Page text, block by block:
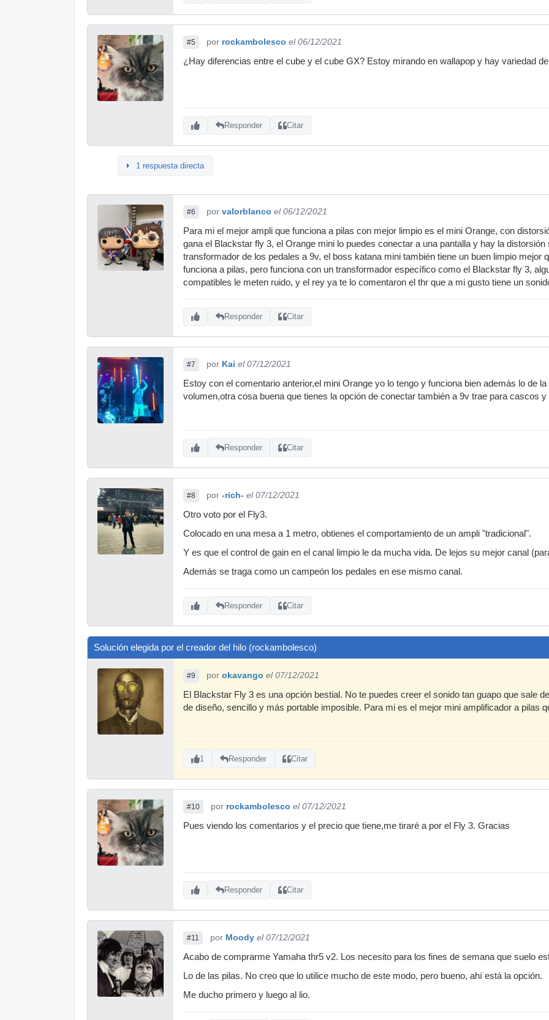
#5 por rockambolesco el 06/12/2021
¿Hay diferencias entre el cube y el cube GX? Estoy mirando en wallapop y hay variedad
Responder Citar
1 respuesta directa
#6 por valorblanco el 06/12/2021
Para mi el mejor ampli que funciona a pilas con mejor limpio es el mini Orange, con
gana el Blackstar fly 3, el Orange mini lo puedes conectar a una pantalla y hay la
transformador de los pedales a 9v, el boss katana mini también tiene un buen limpio mejor
funciona a pilas, pero funciona con un transformador específico como el Blackstar fly 3,
compatibles le meten ruido, y el rey ya te lo comentaron el thr que a mi gusto tiene un
Responder Citar
#7 por Kai el 07/12/2021
Estoy con el comentario anterior,el mini Orange yo lo tengo y funciona bien además lo de
volumen,otra cosa buena que tienes la opción de conectar también a 9v trae para cascos y
Responder Citar
#8 por -rich- el 07/12/2021
Otro voto por el Fly3.
Colocado en una mesa a 1 metro, obtienes el comportamiento de un ampli "tradicional".
Y es que el control de gain en el canal limpio le da mucha vida. De lejos su mejor canal
Además se traga como un campeón los pedales en ese mismo canal.
Responder Citar
Solución elegida por el creador del hilo (rockambolesco)
#9 por okavango el 07/12/2021
El Blackstar Fly 3 es una opción bestial. No te puedes creer el sonido tan guapo que sale
de diseño, sencillo y más portable imposible. Para mi es el mejor mini amplificador a pilas
1 Responder Citar
#10 por rockambolesco el 07/12/2021
Pues viendo los comentarios y el precio que tiene,me tiraré a por el Fly 3. Gracias
Responder Citar
#11 por Moody el 07/12/2021
Acabo de comprarme Yamaha thr5 v2. Los necesito para los fines de semana que suelo
Lo de las pilas. No creo que lo utilice mucho de este modo, pero bueno, ahí está la opción.
Me ducho primero y luego al lio.